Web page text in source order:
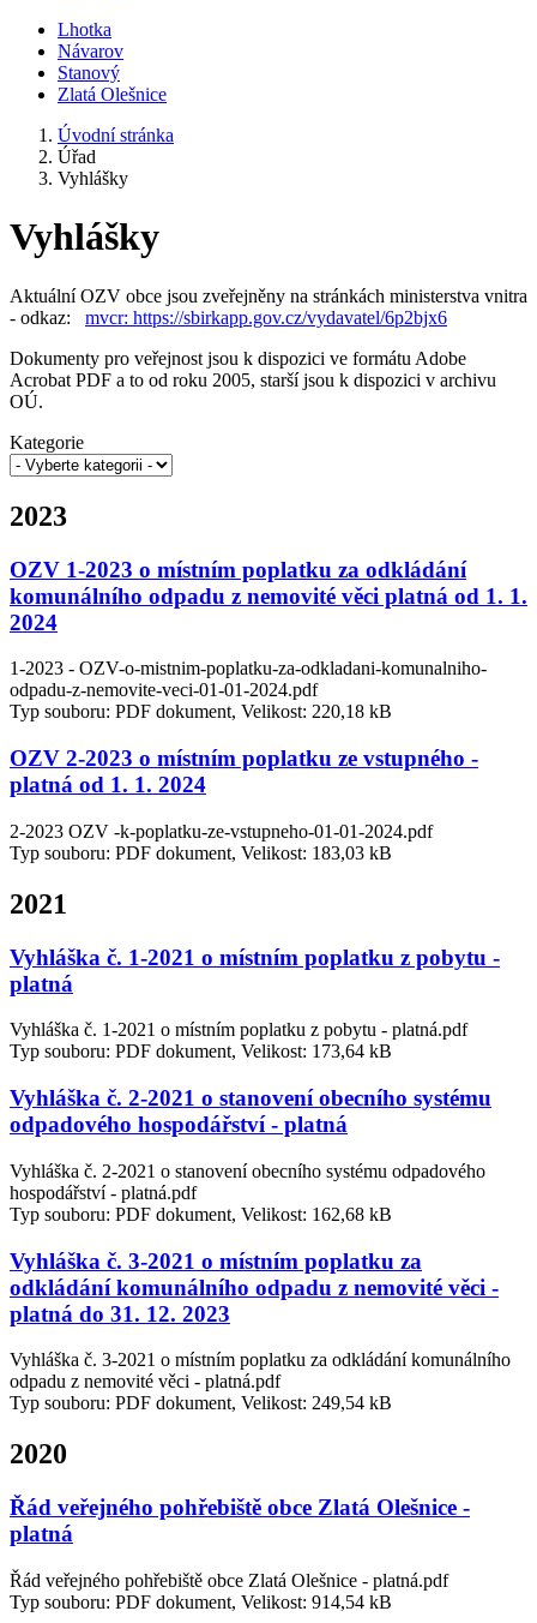
Lhotka
Návarov
Stanový
Zlatá Olešnice
Úvodní stránka
Úřad
Vyhlášky
Vyhlášky
Aktuální OZV obce jsou zveřejněny na stránkách ministerstva vnitra
- odkaz: mvcr: https://sbirkapp.gov.cz/vydavatel/6p2bjx6
Dokumenty pro veřejnost jsou k dispozici ve formátu Adobe
Acrobat PDF a to od roku 2005, starší jsou k dispozici v archivu
OÚ.
Kategorie
2023
OZV 1-2023 o místním poplatku za odkládání
komunálního odpadu z nemovité věci platná od 1. 1.
2024
1-2023 - OZV-o-mistnim-poplatku-za-odkladani-komunalniho-
odpadu-z-nemovite-veci-01-01-2024.pdf
Typ souboru: PDF dokument, Velikost: 220,18 kB
OZV 2-2023 o místním poplatku ze vstupného -
platná od 1. 1. 2024
2-2023 OZV -k-poplatku-ze-vstupneho-01-01-2024.pdf
Typ souboru: PDF dokument, Velikost: 183,03 kB
2021
Vyhláška č. 1-2021 o místním poplatku z pobytu -
platná
Vyhláška č. 1-2021 o místním poplatku z pobytu - platná.pdf
Typ souboru: PDF dokument, Velikost: 173,64 kB
Vyhláška č. 2-2021 o stanovení obecního systému
odpadového hospodářství - platná
Vyhláška č. 2-2021 o stanovení obecního systému odpadového
hospodářství - platná.pdf
Typ souboru: PDF dokument, Velikost: 162,68 kB
Vyhláška č. 3-2021 o místním poplatku za
odkládání komunálního odpadu z nemovité věci -
platná do 31. 12. 2023
Vyhláška č. 3-2021 o místním poplatku za odkládání komunálního
odpadu z nemovité věci - platná.pdf
Typ souboru: PDF dokument, Velikost: 249,54 kB
2020
Řád veřejného pohřebiště obce Zlatá Olešnice -
platná
Řád veřejného pohřebiště obce Zlatá Olešnice - platná.pdf
Typ souboru: PDF dokument, Velikost: 914,54 kB